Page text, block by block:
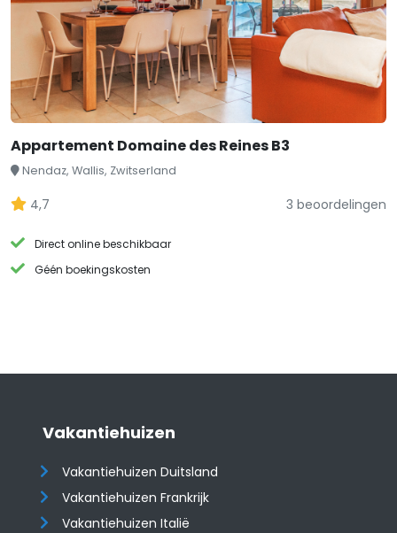
Appartement Domaine des Reines B3
Nendaz, Wallis, Zwitserland
4,7 3 beoordelingen
Direct online beschikbaar
Géén boekingskosten
Vakantiehuizen
Vakantiehuizen Duitsland
Vakantiehuizen Frankrijk
Vakantiehuizen Italië